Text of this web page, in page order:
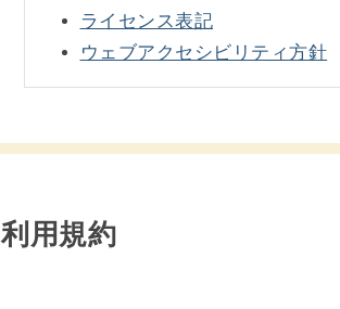
ライセンス表記
ウェブアクセシビリティ方針
利用規約